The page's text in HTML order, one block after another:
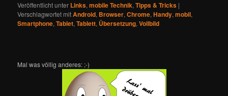
Veröffentlicht unter Links,mobile Technik,Tipps & Tricks |
Verschlagwortet mitAndroid, Browser,Chrome,Handy,mobil,
Smartphone,Tablet,Tablett, Übersetzung,Vollbild
Mal was völlig anderes: ;-)